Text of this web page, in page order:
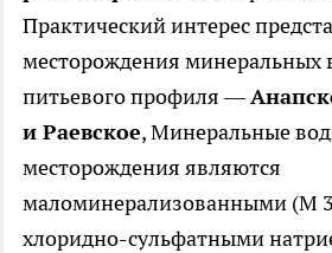
Практический интерес
месторождения минеральных
питьевого профиля —
и Раевское, Минеральные
месторождения являются
маломинерализованными (М
хлоридно-сульфатными